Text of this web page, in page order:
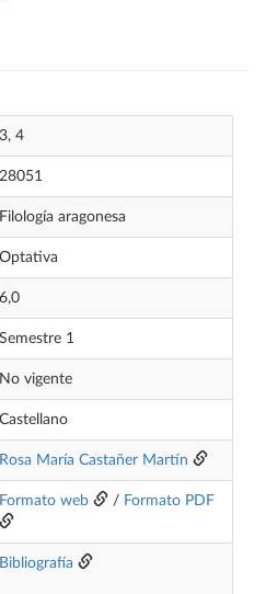
3, 4
28051
Filología aragonesa
Optativa
6,0
Semestre 1
No vigente
Castellano
Rosa María Castañer Martín
Formato web / Formato PDF
Bibliografía